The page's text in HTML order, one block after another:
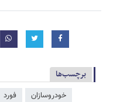
برچسب‌ها
خودروسازان فورد